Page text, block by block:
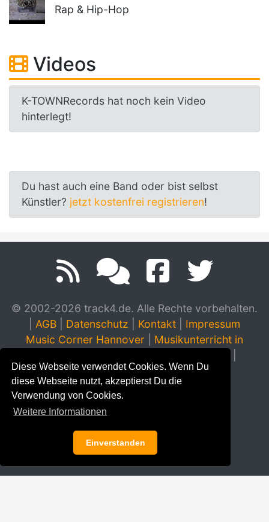
Diese Webseite verwendet Cookies. Wenn Du
diese Webseite nutzt, akzeptierst Du die
Verwendung von Cookies.
Weitere Informationen
Einverstanden
Rap & Hip-Hop
Videos
K-TOWNRecords hat noch kein Video
hinterlegt!
Du hast auch eine Band oder bist selbst
Künstler? jetzt kostenfrei registrieren!
© 2002-2026 track4.de. Alle Rechte vorbehalten.
AGB Datenschutz Kontakt
Impressum
Music Corner Hannover
Musikunterricht in
Klavierhaus Stampe & Schendzielorz